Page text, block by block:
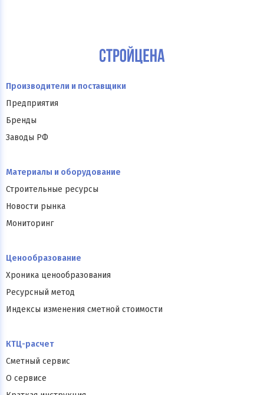
Производители и поставщики
Предприятия
Бренды
Заводы РФ
Материалы и оборудование
Строительные ресурсы
Новости рынка
Мониторинг
Ценообразование
Хроника ценообразования
Ресурсный метод
Индексы изменения сметной стоимости
КТЦ-расчет
Сметный сервис
О сервисе